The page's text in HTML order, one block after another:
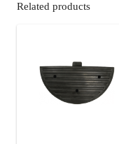
Related products